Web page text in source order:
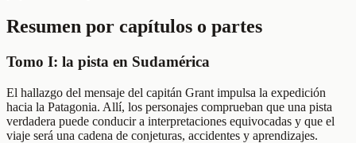
Resumen por capítulos o partes
Tomo I: la pista en Sudamérica
El hallazgo del mensaje del capitán Grant impulsa la expedición
hacia la Patagonia. Allí, los personajes comprueban que una pista
verdadera puede conducir a interpretaciones equivocadas y que el
viaje será una cadena de conjeturas, accidentes y aprendizajes.